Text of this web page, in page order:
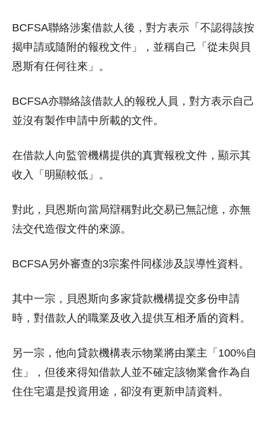
BCFSA聯絡涉案借款人後，對方表示「不認得該按
揭申請或隨附的報稅文件」，並稱自己「從未與貝
恩斯有任何往來」。
BCFSA亦聯絡該借款人的報稅人員，對方表示自己
並沒有製作申請中所載的文件。
在借款人向監管機構提供的真實報稅文件，顯示其
收入「明顯較低」。
對此，貝恩斯向當局辯稱對此交易已無記憶，亦無
法交代造假文件的來源。
BCFSA另外審查的3宗案件同樣涉及誤導性資料。
其中一宗，貝恩斯向多家貸款機構提交多份申請
時，對借款人的職業及收入提供互相矛盾的資料。
另一宗，他向貸款機構表示物業將由業主「100%自
住」，但後來得知借款人並不確定該物業會作為自
住住宅還是投資用途，卻沒有更新申請資料。